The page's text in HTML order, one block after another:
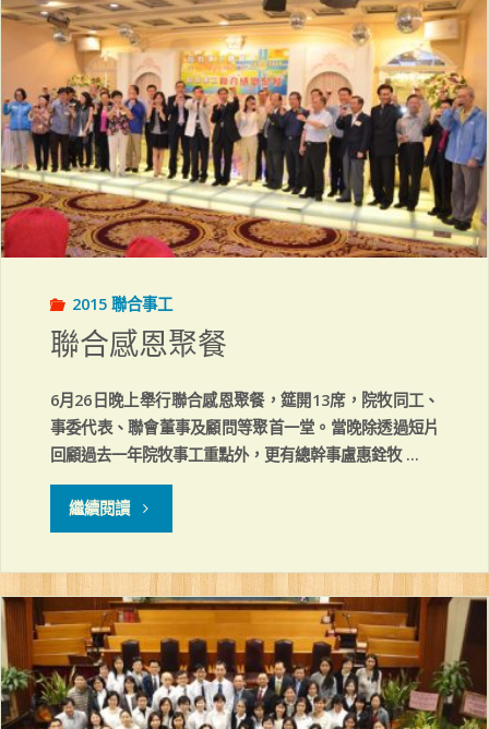
伴．
行
2015"
2015 聯合事工
聯合感恩聚餐
6月26日晚上舉行聯合感恩聚餐，筵開13席，院牧同工、
事委代表、聯會董事及顧問等聚首一堂。當晚除透過短片
回顧過去一年院牧事工重點外，更有總幹事盧惠銓牧 …
繼續閱讀"聯
感
恩
聚